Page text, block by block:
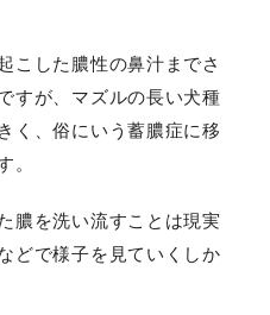
こした膿性の鼻汁までさ
すが、マズルの長い犬種
く、俗にいう蓄膿症に移
。
膿を洗い流すことは現実
どで様子を見ていくしか